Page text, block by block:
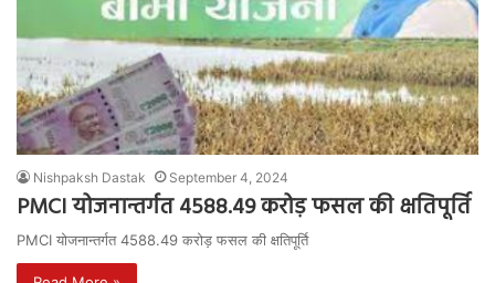
Nishpaksh Dastak September 4, 2024
PMCI योजनान्तर्गत 4588.49 करोड़ फसल की क्षतिपूर्ति
PMCI योजनान्तर्गत 4588.49 करोड़ फसल की क्षतिपूर्ति